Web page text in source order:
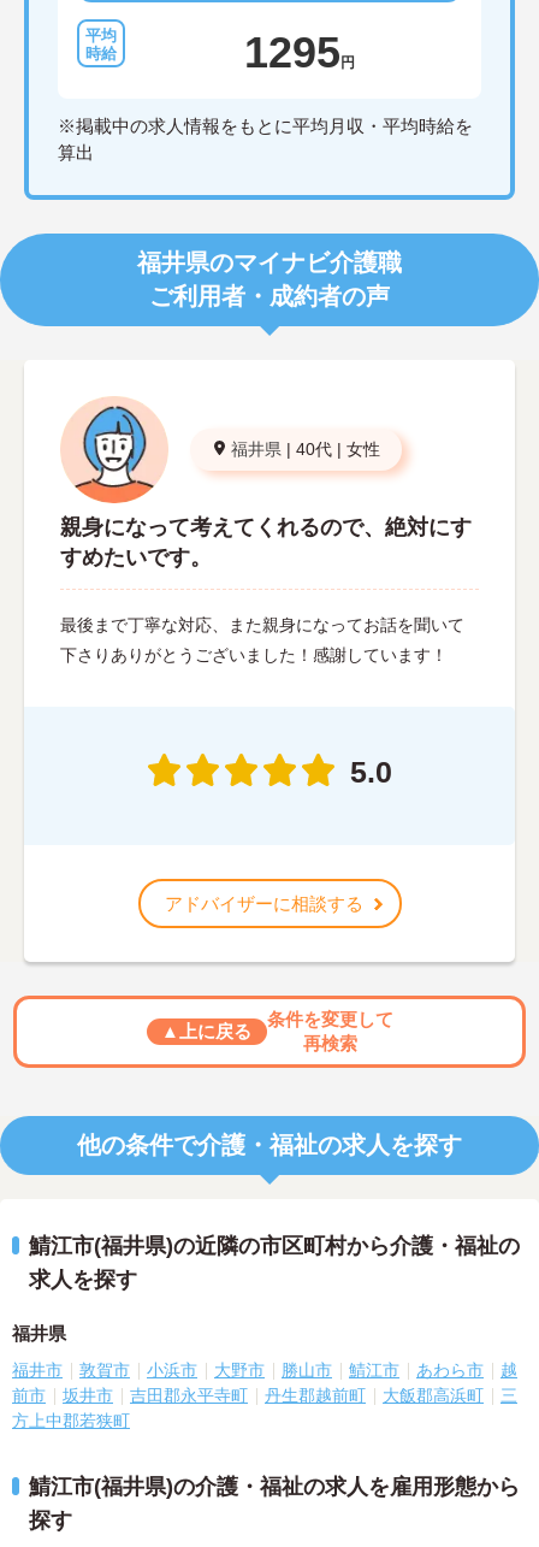
1295円
※掲載中の求人情報をもとに平均月収・平均時給を
算出
福井県のマイナビ介護職
ご利用者・成約者の声
福井県 | 40代 | 女性
親身になって考えてくれるので、絶対にす
すめたいです。
最後まで丁寧な対応、また親身になってお話を聞いて
下さりありがとうございました！感謝しています！
5.0
アドバイザーに相談する
▲上に戻る
条件を変更して
再検索
他の条件で介護・福祉の求人を探す
鯖江市(福井県)の近隣の市区町村から介護・福祉の
求人を探す
福井県
福井市 敦賀市 小浜市 大野市 勝山市 鯖江市 あわら市
越
前市
坂井市 吉田郡永平寺町 丹生郡越前町 大飯郡高浜町
三
方上中郡若狭町
鯖江市(福井県)の介護・福祉の求人を雇用形態から
探す